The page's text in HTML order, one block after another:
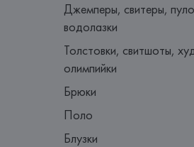
Джемперы, свитеры,
водолазки
Толстовки, свитшоты,
олимпийки
Брюки
Поло
Блузки